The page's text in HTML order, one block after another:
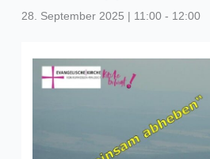
28. September 2025 | 11:00 - 12:00